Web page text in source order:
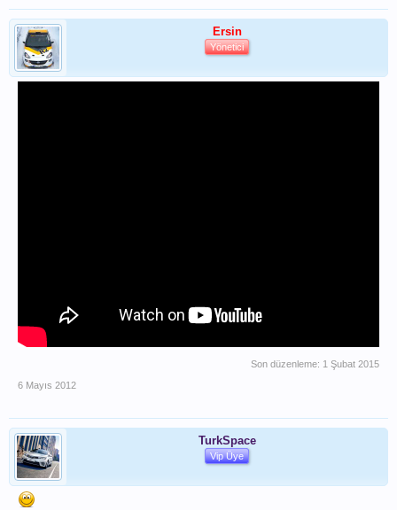
Ersin
Yönetici
Son düzenleme: 1 Şubat 2015
6 Mayıs 2012
TurkSpace
Vip Üye